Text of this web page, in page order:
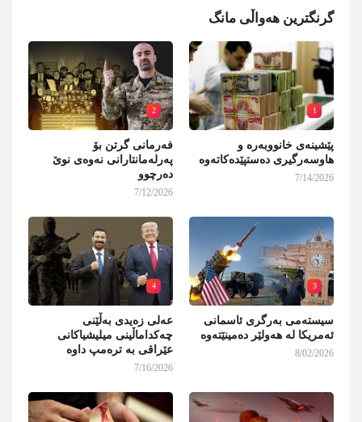
گرنگترین هەواڵی مانگ
1
پێشینەی خانووبەرە و
هاوسەرگیری دەستپێدەکاتەوە
7/14/2026
2
فەرمانی گرتن بۆ
پەرلەمانتارانی نەوەی نوێ
دەرچوو
7/12/2026
3
سیستەمی بەرگری ئاسمانی
ئەمریکا لە هەولێر دەمینێتەوە
8/02/2026
4
عەلی زەیدی بەڵێنی
چەکداماڵینی میلیشیاکانی
عێراقی بە ترەمپ داوە
7/16/2026